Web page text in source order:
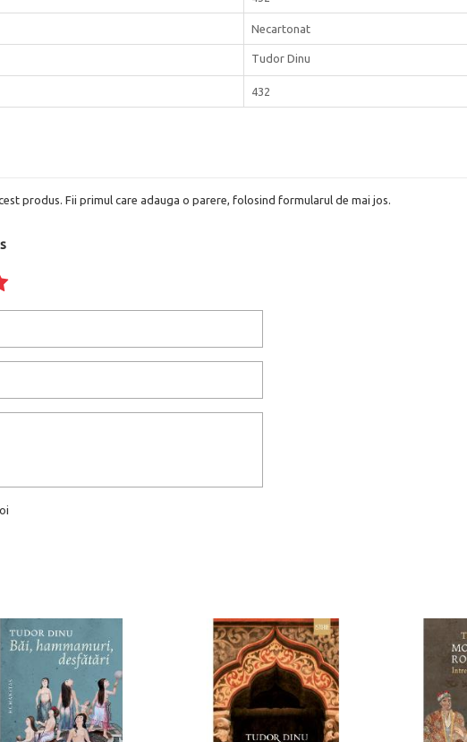
Necartonat
Tudor Dinu
432
produs. Fii primul care adauga o parere, folosind formularul de mai jos.